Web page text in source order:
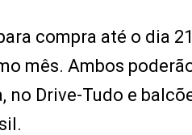
compra até o dia
mês. Ambos
Drive-Tudo e